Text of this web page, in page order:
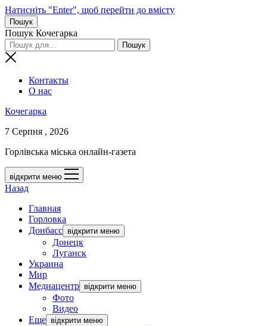
Натисніть "Enter", щоб перейти до вмісту
Пошук
Пошук Кочегарка
Контакты
О нас
Кочегарка
7 Серпня , 2026
Горлівська міська онлайн-газета
відкрити меню
Назад
Главная
Горловка
Донбасс відкрити меню
Донецк
Луганск
Украина
Мир
Медиацентр відкрити меню
Фото
Видео
Еще відкрити меню